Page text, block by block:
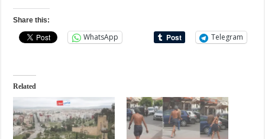
Share this:
WhatsApp Telegram
Related